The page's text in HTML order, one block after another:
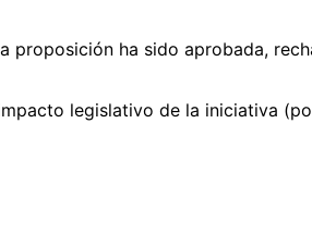
ha sido aprobada,
legislativo de la iniciativa